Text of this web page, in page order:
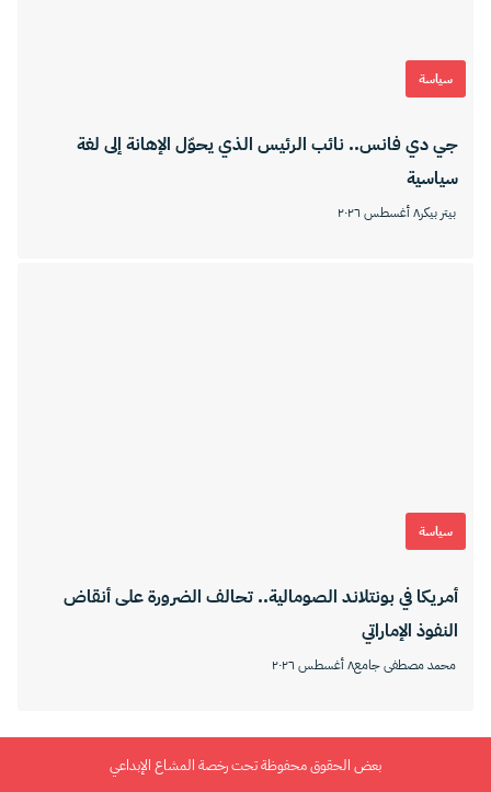
سياسة
جي دي فانس.. نائب الرئيس الذي يحوّل الإهانة إلى لغة
سياسية
بيتر بيكر٨ أغسطس ٢٠٢٦
سياسة
أمريكا في بونتلاند الصومالية.. تحالف الضرورة على أنقاض
النفوذ الإماراتي
محمد مصطفى جامع٨ أغسطس ٢٠٢٦
بعض الحقوق محفوظة تحت رخصة المشاع الإبداعي